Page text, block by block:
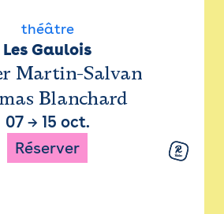
théâtre
Les Gaulois
Martin-Salvan
Blanchard
07→ 15 oct.
Réserver